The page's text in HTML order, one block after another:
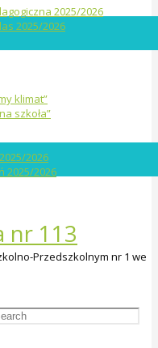
2025/2026
2025/2026
klimat”
szkoła”
2026
2025/2026
nr 113
Przedszkolnym nr 1 we